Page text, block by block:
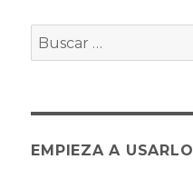
Buscar
por:
EMPIEZA A USARLO